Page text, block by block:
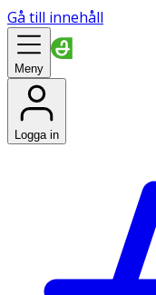
Gå till innehåll
Meny
Logga in